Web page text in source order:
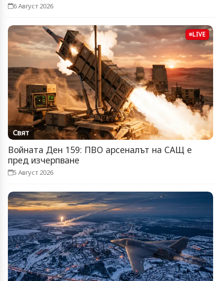
6 Август 2026
LIVE
Свят
Войната Ден 159: ПВО арсеналът на САЩ е
пред изчерпване
5 Август 2026